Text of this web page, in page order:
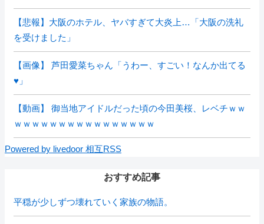
【悲報】大阪のホテル、ヤバすぎて大炎上…「大阪の洗礼
を受けました」
【画像】 芦田愛菜ちゃん「うわー、すごい！なんか出てる
♥」
【動画】 御当地アイドルだった頃の今田美桜、レベチｗｗ
ｗｗｗｗｗｗｗｗｗｗｗｗｗｗｗｗ
Powered by livedoor 相互RSS
おすすめ記事
平穏が少しずつ壊れていく家族の物語。